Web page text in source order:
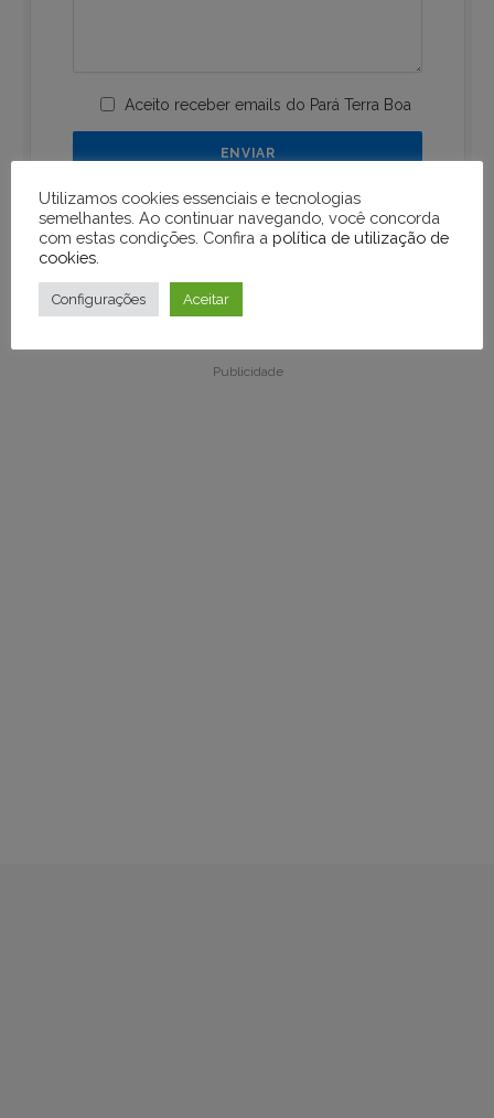
Aceito receber emails do Pará Terra Boa
Publicidade
Publicidade
Utilizamos cookies essenciais e tecnologias
semelhantes. Ao continuar navegando, você concorda
com estas condições. Confira a política de utilização de
cookies
Configurações Aceitar